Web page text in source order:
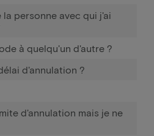
personne avec qui j'ai
à quelqu'un d'autre ?
d'annulation ?
d'annulation mais je ne